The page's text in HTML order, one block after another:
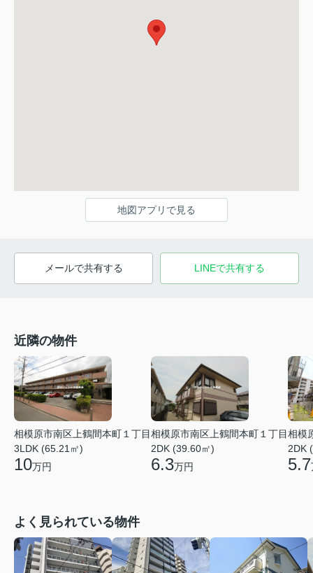
地図アプリで見る
メールで共有する LINEで共有する
近隣の物件
相模原市南区上鶴間本町１丁目
3LDK (65.21㎡)
10万円
相模原市南区上鶴間本町１丁目
2DK (39.60㎡)
6.3万円
相模
2DK
5.7
よく見られている物件